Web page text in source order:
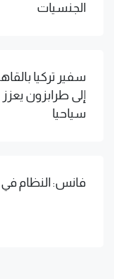
الجنسيات
سفير تركيا
إلى طرابزون
سياحيا
فانس: النظام في